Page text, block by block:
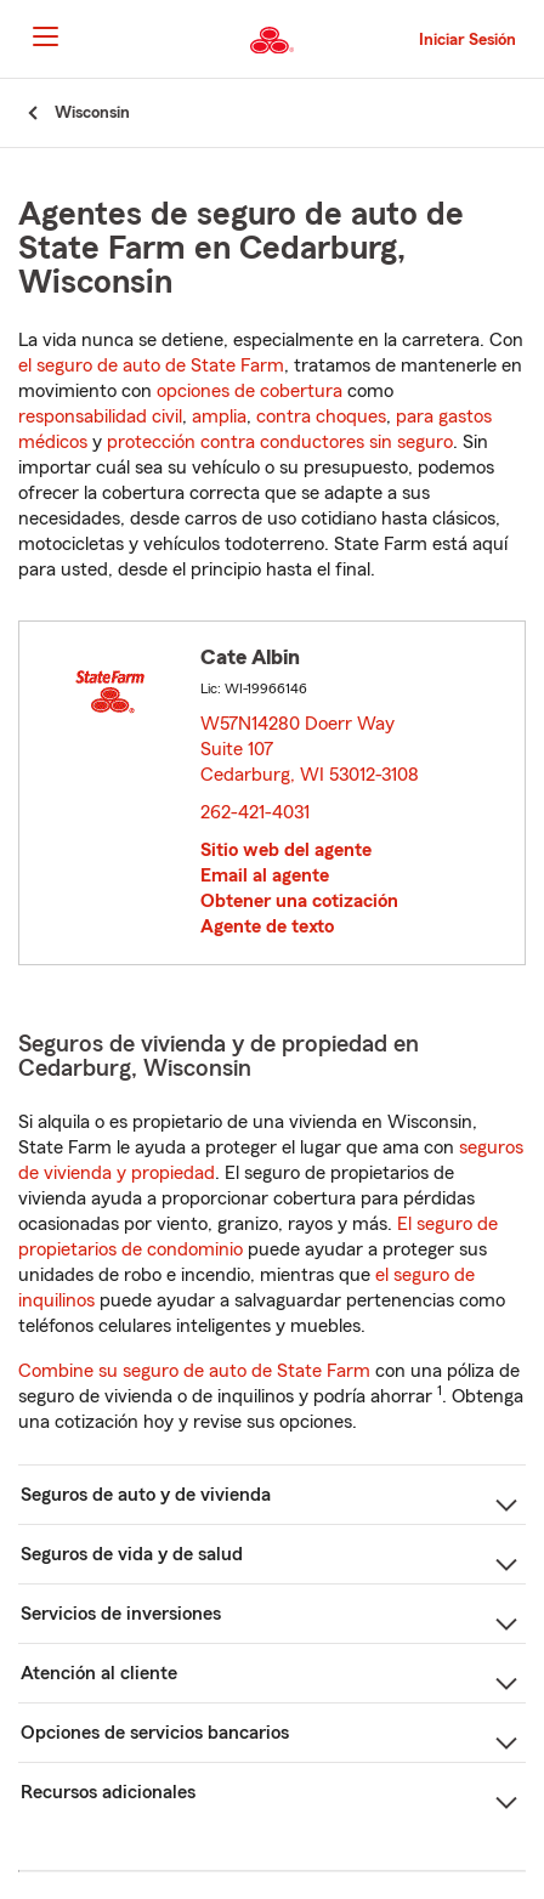
al
contenido
principal
Iniciar Sesión
Wisconsin
Agentes de seguro de auto de
State Farm en Cedarburg,
Wisconsin
La vida nunca se detiene, especialmente en la carretera. Con
el seguro de auto de State Farm, tratamos de mantenerle en
movimiento con opciones de cobertura como
responsabilidad civil , amplia, contra choques, para gastos
médicos y protección contra conductores sin seguro. Sin
importar cuál sea su vehículo o su presupuesto, podemos
ofrecer la cobertura correcta que se adapte a sus
necesidades, desde carros de uso cotidiano hasta clásicos,
motocicletas y vehículos todoterreno. State Farm está aquí
para usted, desde el principio hasta el final.
Cate Albin
Lic: WI-19966146
W57N14280 Doerr Way
Suite 107
Cedarburg, WI 53012-3108
262-421-4031
Sitio web del agente
Email al agente
Obtener una cotización
Agente de texto
Seguros de vivienda y de propiedad en
Cedarburg, Wisconsin
Si alquila o es propietario de una vivienda en Wisconsin,
State Farm le ayuda a proteger el lugar que ama con seguros
de vivienda y propiedad. El seguro de propietarios de
vivienda ayuda a proporcionar cobertura para pérdidas
ocasionadas por viento, granizo, rayos y más. El seguro de
propietarios de condominio puede ayudar a proteger sus
unidades de robo e incendio, mientras que el seguro de
inquilinos puede ayudar a salvaguardar pertenencias como
teléfonos celulares inteligentes y muebles.
Combine su seguro de auto de State Farm con una póliza de
seguro de vivienda o de inquilinos y podría ahorrar 1. Obtenga
una cotización hoy y revise sus opciones.
Seguros de auto y de vivienda
Seguros de vida y de salud
Servicios de inversiones
Atención al cliente
Opciones de servicios bancarios
Recursos adicionales